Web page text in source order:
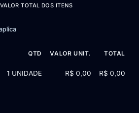
VALOR TOTAL DOS ITENS
de Chamamento Público nº 3/2025 — 1
QTD VALOR UNIT. TOTAL
1 UNIDADE R$ 0,00 R$ 0,00